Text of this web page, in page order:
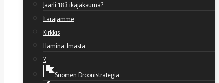
Jaarli 183 ikäjakauma?
Itärajamme
Kirkkis
Hamina ilmasta
X
Suomen Droonistrategia